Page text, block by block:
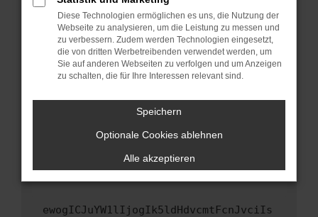
sind.
Veraltete Software birgt nicht nur ein
Sicherheitsrisiko, sondern kann auch dazu
führen, dass bestimmte Funktionen nicht mehr
unterstützt werden.
Wende dich an den Webseitenbetreiber.
Wenn du alle oben genannten Schritte versucht
hast, kontaktiere uns bitte. Wir werden
versuchen, das Problem zu beheben. Du kannst
uns diesen Text schicken, um uns bei der
ewogICJuYW1lIjogIk5ldHdvcmtFcnJvciIs
Diese Technologien ermöglichen es uns, die Nutzung der
Webseite zu analysieren, um die Leistung zu messen und
zu verbessern. Zudem werden Technologien eingesetzt,
die von dritten Werbetreibenden verwendet werden, um
Sie auf anderen Webseiten zu verfolgen und um Anzeigen
zu schalten, die für Ihre Interessen relevant sind.
Speichern
Optionale Cookies ablehnen
Alle akzeptieren